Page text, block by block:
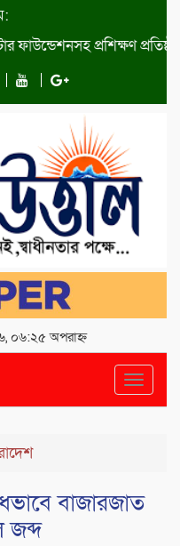
প্রশিক্ষণ প্রতিষ্ঠান
০৬:২৫ অপরাহ্ন
Toggle
বাজারজাত
জব্দ